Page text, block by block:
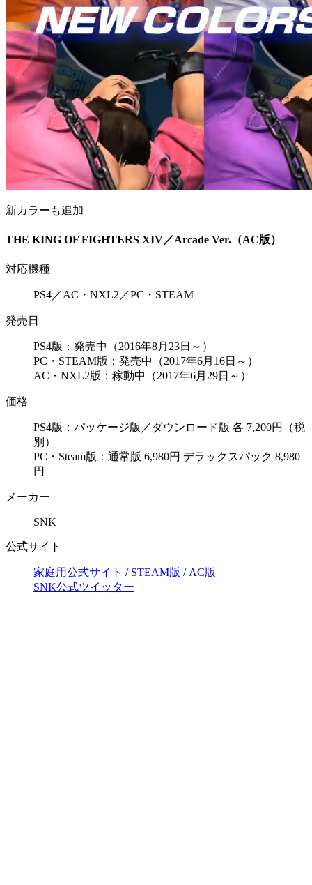
新カラーも追加
THE KING OF FIGHTERS XIV／Arcade Ver.（AC版）
対応機種
PS4／AC・NXL2／PC・STEAM
発売日
PS4版：発売中（2016年8月23日～）
PC・STEAM版：発売中（2017年6月16日～）
AC・NXL2版：稼動中（2017年6月29日～）
価格
PS4版：パッケージ版／ダウンロード版 各 7,200円（税
別）
PC・Steam版：通常版 6,980円 デラックスパック 8,980
円
メーカー
SNK
公式サイト
家庭用公式サイト / STEAM版 / AC版
SNK公式ツイッター